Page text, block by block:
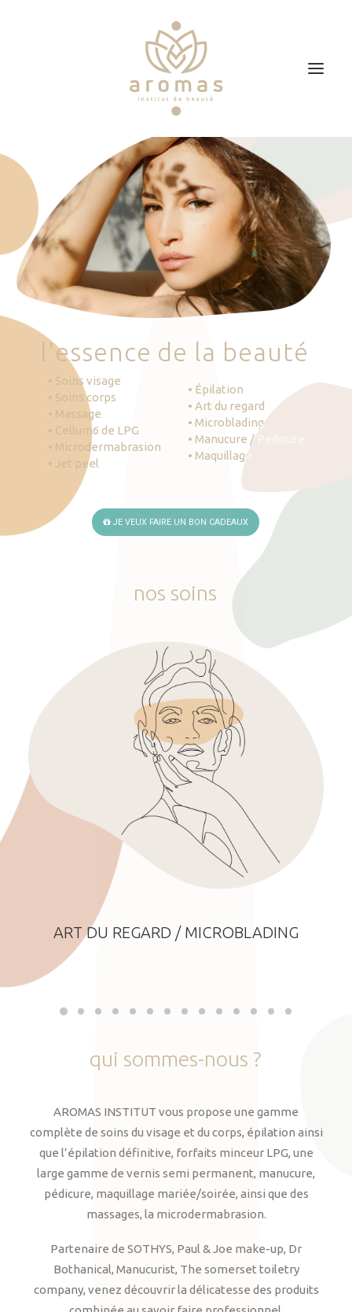
Soins
Je veux faire un bon cadeau
Plan d’accès
Prendre RDV
'essence de la beauté
• Soins visage
• Soins corps
• Massage
• Cellum6 de LPG
• Microdermabrasion
• Jet peel
• Épilation
• Art du regard
• Microblading
• Manucure / Pédicure
• Maquillage
JE VEUX FAIRE UN BON CADEAUX
nos soins
ART DU REGARD / MICROBLADING
qui sommes-nous ?
AROMAS INSTITUT vous propose une gamme
complète de soins du visage et du corps, épilation ainsi
que l’épilation définitive, forfaits minceur LPG, une
large gamme de vernis semi permanent, manucure,
pédicure, maquillage mariée/soirée, ainsi que des
massages, la microdermabrasion.
Partenaire de SOTHYS, Paul & Joe make-up, Dr
Bothanical, Manucurist, The somerset toiletry
company, venez découvrir la délicatesse des produits